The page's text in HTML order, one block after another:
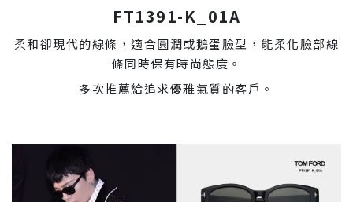
FT1391-K_01A
柔和卻現代的線條，適合圓潤或鵝蛋臉型，能柔化臉部線
條同時保有時尚態度。
多次推薦給追求優雅氣質的客戶。